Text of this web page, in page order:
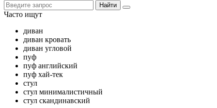
Найти
Часто ищут
диван
диван кровать
диван угловой
пуф
пуф английский
пуф хай-тек
стул
стул минималистичный
стул скандинавский